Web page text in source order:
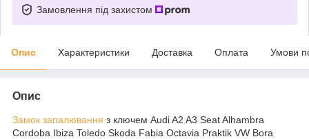
Замовлення під захистом
Опис Характеристики Доставка Оплата Умови
Опис
Замок запалювання з ключем Audi A2 A3 Seat Alhambra
Cordoba Ibiza Toledo Skoda Fabia Octavia Praktik VW Bora